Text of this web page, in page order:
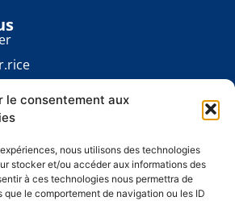
le consentement aux
nous utilisons des technologies
stocker et/ou accéder aux informations des
à ces technologies nous permettra de
que le comportement de navigation ou les ID